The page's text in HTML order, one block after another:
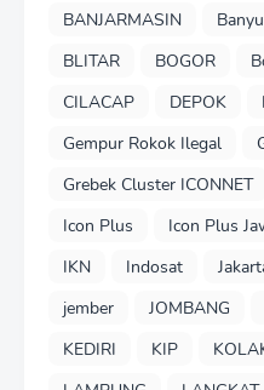
BANJARMASIN
BLITAR
BOGOR
CILACAP
DEPOK
Gempur Rokok Ilegal
Grebek Cluster ICONNET
Icon Plus
Icon Plus
IKN
Indosat
jember
JOMBANG
KEDIRI
KIP